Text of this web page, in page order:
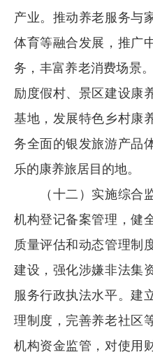
产业。推动养老服务与
体育等融合发展，推广
务，丰富养老消费场景
励度假村、景区建设康
基地，发展特色乡村康
务全面的银发旅游产品
乐的康养旅居目的地。
（十二）实施综合监
机构登记备案管理，健
质量评估和动态管理制
建设，强化涉嫌非法集
服务行政执法水平。建
理制度，完善养老社区
机构资金监管，对使用